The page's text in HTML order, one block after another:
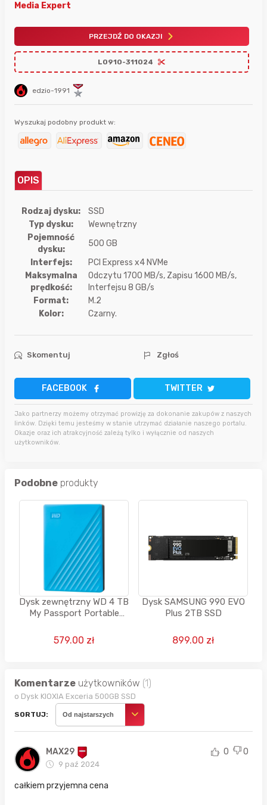
edzio-1991
Media Expert
PRZEJDŹ DO OKAZJI
L0910-311024
Wyszukaj podobny produkt w:
OPIS
Rodzaj dysku:
SSD
Typ dysku:
Wewnętrzny
Pojemność
dysku:
500 GB
Interfejs:
PCI Express x4 NVMe
Maksymalna
prędkość:
Odczytu 1700 MB/s, Zapisu 1600 MB/s,
Interfejsu 8 GB/s
Format:
M.2
Kolor:
Czarny.
Skomentuj Zgłoś
FACEBOOK TWITTER
Jako partnerzy możemy otrzymać prowizję za dokonanie zakupów z naszych
linków. Dzięki temu jesteśmy w stanie utrzymać działanie naszego portalu.
Okazje oraz ich atrakcyjność zależą tylko i wyłącznie od naszych
użytkowników.
Podobne produkty
Dysk zewnętrzny WD 4 TB
My Passport Portable
579.00 zł
Dysk SAMSUNG 990 EVO
Plus 2TB SSD
899.00 zł
Komentarze użytkowników (1)
o Dysk KIOXIA Exceria 500GB SSD
SORTUJ: Od najstarszych
MAX29
9 paź 2024
0 0
całkiem przyjemna cena